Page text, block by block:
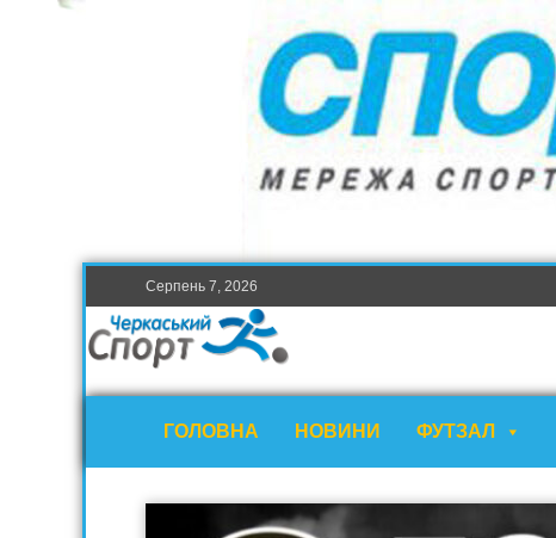
Серпень 7, 2026
ГОЛОВНА НОВИНИ ФУТЗАЛ